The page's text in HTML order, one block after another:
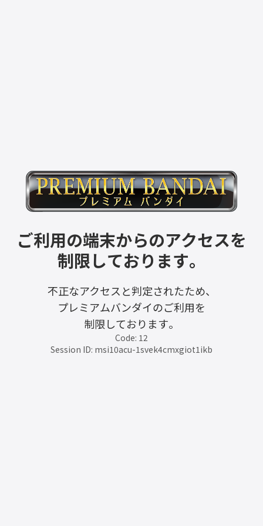
ご利用の端末からのアクセスを
制限しております。
不正なアクセスと判定されたため、
プレミアムバンダイのご利用を
制限しております。
Code: 12
Session ID: msi10acu-1svek4cmxgiot1ikb